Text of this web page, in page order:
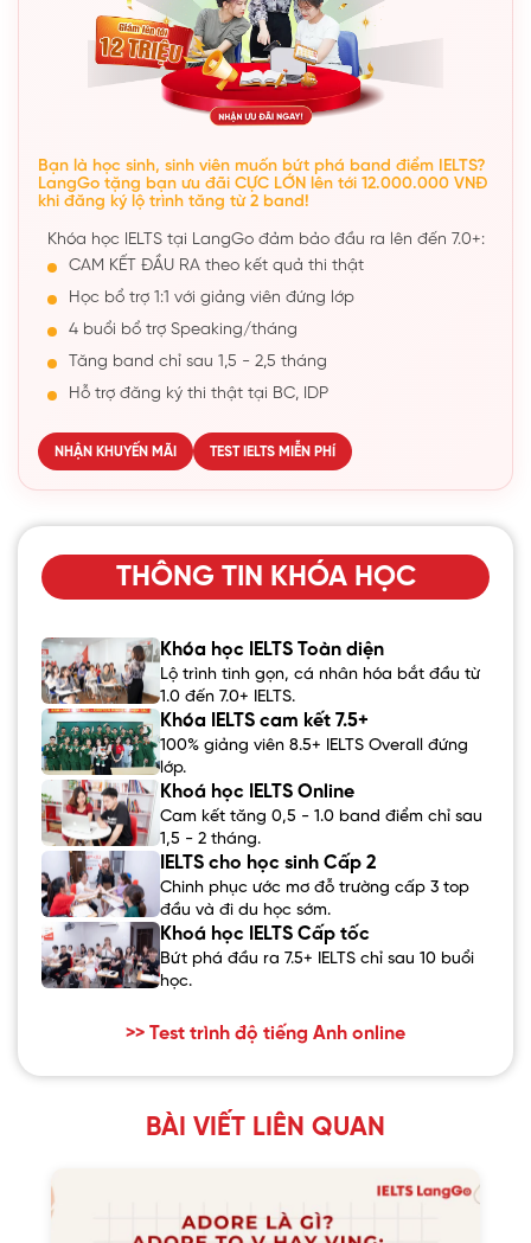
Bạn là học sinh, sinh viên muốn bứt phá band điểm IELTS?
LangGo tặng bạn ưu đãi CỰC LỚN lên tới 12.000.000 VNĐ
khi đăng ký lộ trình tăng từ 2 band!
Khóa học IELTS tại LangGo đảm bảo đầu ra lên đến 7.0+:
CAM KẾT ĐẦU RA theo kết quả thi thật
Học bổ trợ 1:1 với giảng viên đứng lớp
4 buổi bổ trợ Speaking/tháng
Tăng band chỉ sau 1,5 - 2,5 tháng
Hỗ trợ đăng ký thi thật tại BC, IDP
NHẬN KHUYẾN MÃI TEST IELTS MIỄN PHÍ
THÔNG TIN KHÓA HỌC
Khóa học IELTS Toàn diện
Lộ trình tinh gọn, cá nhân hóa bắt đầu từ
1.0 đến 7.0+ IELTS.
Khóa IELTS cam kết 7.5+
100% giảng viên 8.5+ IELTS Overall đứng
lớp.
Khoá học IELTS Online
Cam kết tăng 0,5 - 1.0 band điểm chỉ sau
1,5 - 2 tháng.
IELTS cho học sinh Cấp 2
Chinh phục ước mơ đỗ trường cấp 3 top
đầu và đi du học sớm.
Khoá học IELTS Cấp tốc
Bứt phá đầu ra 7.5+ IELTS chỉ sau 10 buổi
học.
>> Test trình độ tiếng Anh online
BÀI VIẾT LIÊN QUAN